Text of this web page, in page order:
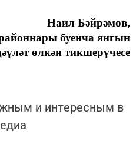
Наил Бәйрәмов,
буенча янгын
өлкән тикшерүчесе
и интересным в